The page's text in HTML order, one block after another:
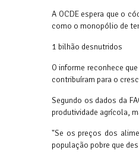
A OCDE espera que o
como o monopólio de
1 bilhão desnutridos
O informe reconhece
contribuíram para o
Segundo os dados da
produtividade agrícola,
"Se os preços dos
população pobre que